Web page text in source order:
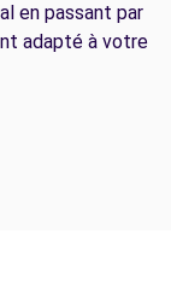
en passant par
adapté à votre